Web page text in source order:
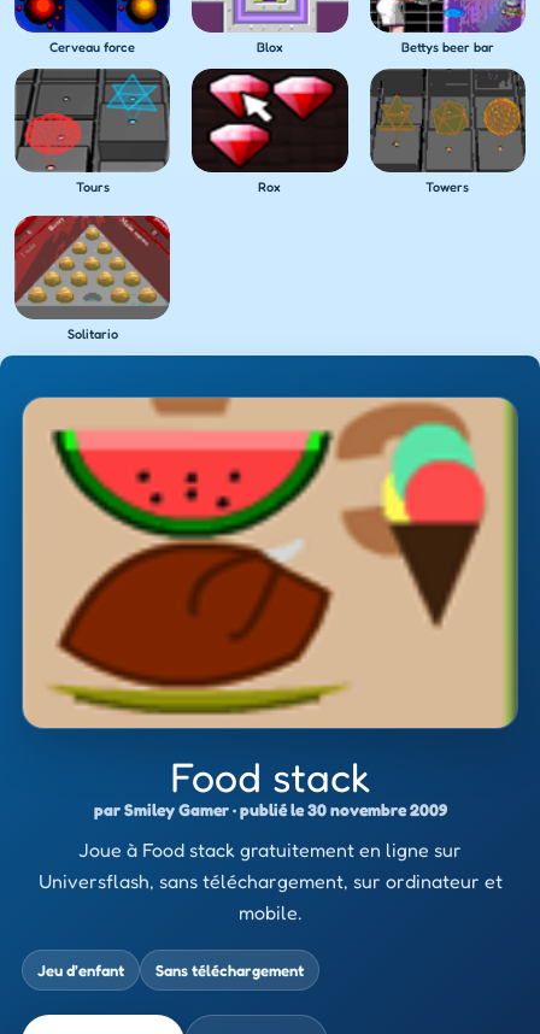
Food stack
par Smiley Gamer · publié le 30 novembre 2009
Joue à Food stack gratuitement en ligne sur
Universflash, sans téléchargement, sur ordinateur et
mobile.
Jeu d’enfant Sans téléchargement
Cerveau force Blox Bettys beer bar
Tours Rox Towers
Solitario